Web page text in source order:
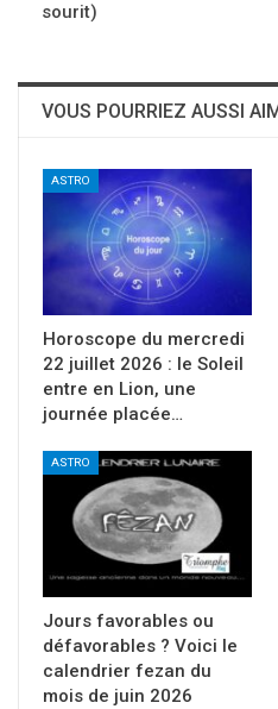
sourit)
VOUS POURRIEZ AUSSI
ASTRO
Horoscope du mercredi
22 juillet 2026 : le Soleil
entre en Lion, une
journée placée…
ASTRO
Jours favorables ou
défavorables ? Voici le
calendrier fezan du
mois de juin 2026